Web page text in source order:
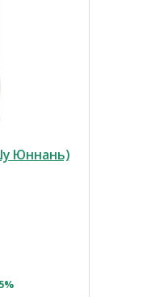
Юннань)